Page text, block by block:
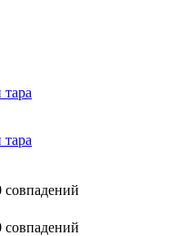
совпадений
совпадений